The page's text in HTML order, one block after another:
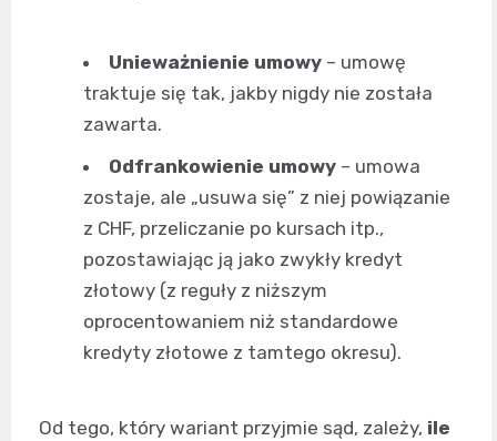
Unieważnienie umowy – umowę
traktuje się tak, jakby nigdy nie została
zawarta.
Odfrankowienie umowy – umowa
zostaje, ale „usuwa się” z niej powiązanie
z CHF, przeliczanie po kursach itp.,
pozostawiając ją jako zwykły kredyt
złotowy (z reguły z niższym
oprocentowaniem niż standardowe
kredyty złotowe z tamtego okresu).
Od tego, który wariant przyjmie sąd, zależy, ile